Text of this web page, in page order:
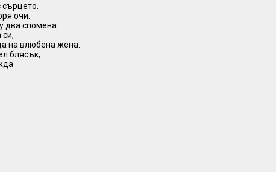
сърцето.
очи.
два спомена.
си,
на влюбена жена.
блясък,